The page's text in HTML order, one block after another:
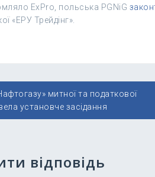
ExPro, польська PGNiG
«ЕРУ Трейдінг».
митної та податкової
установче засідання
відповідь